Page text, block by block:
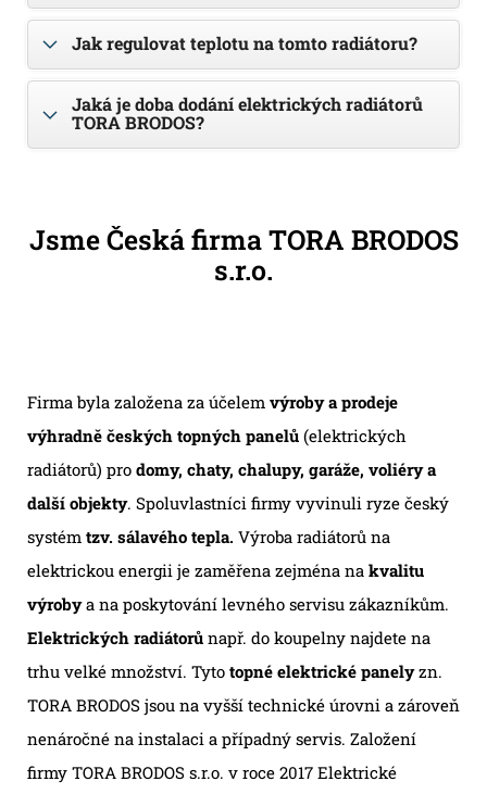
Jak regulovat teplotu na tomto radiátoru?
Jaká je doba dodání elektrických radiátorů
TORA BRODOS?
Jsme Česká firma TORA BRODOS
s.r.o.
Firma byla založena za účelem výroby a prodeje
výhradně českých topných panelů (elektrických
radiátorů) pro domy, chaty, chalupy, garáže, voliéry a
další objekty. Spoluvlastníci firmy vyvinuli ryze český
systém tzv. sálavého tepla. Výroba radiátorů na
elektrickou energii je zaměřena zejména na kvalitu
výrobya na poskytování levného servisu zákazníkům.
Elektrických radiátorů např. do koupelny najdete na
trhu velké množství. Tyto topné elektrické panelyzn.
TORA BRODOS jsou na vyšší technické úrovni a zároveň
nenáročné na instalaci a případný servis. Založení
firmy TORA BRODOS s.r.o. v roce 2017 Elektrické